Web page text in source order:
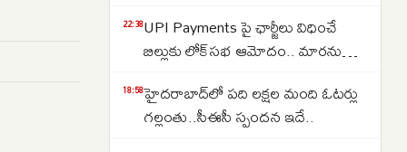
22:38UPI Payments పై ఛార్జీలు విధించే
బిల్లుకు లోక్‌సభ ఆమోదం.. మారనున్న
18:58హైదరాబాద్‌లో పది లక్షల మంది ఓటర్లు
గల్లంతు..సీఈసీ స్పందన ఇదే..